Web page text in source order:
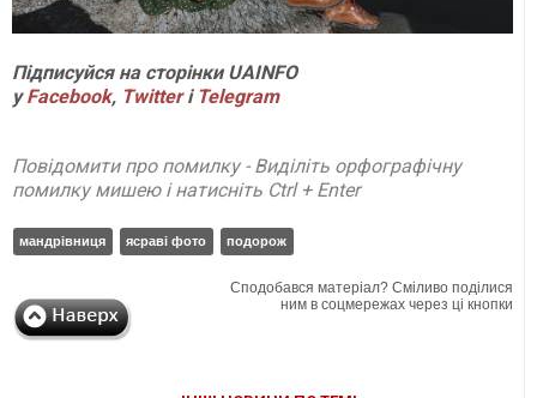
Підписуйся на сторінки UAINFO
уFacebook, Twitter і Telegram
Повідомити про помилку - Виділіть орфографічну
помилку мишею і натисніть Ctrl + Enter
мандрівниця ясраві фото подорож
Сподобався матеріал? Сміливо поділися
ним в соцмережах через ці кнопки